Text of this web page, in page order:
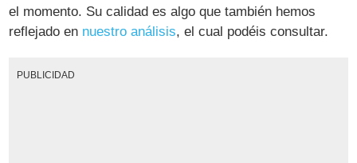
el momento. Su calidad es algo que también hemos
reflejado en nuestro análisis, el cual podéis consultar.
PUBLICIDAD